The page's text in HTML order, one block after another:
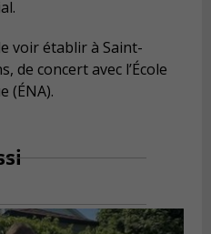
voir établir à Saint-
de concert avec l’École
(ÉNA).